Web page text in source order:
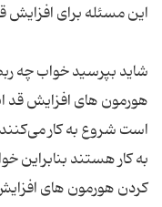
این مسئله برای افزایش
شاید بپرسید خواب چه
هورمون های افزایش قد
است شروع به کار
به کار هستند بنابراین
کردن هورمون های